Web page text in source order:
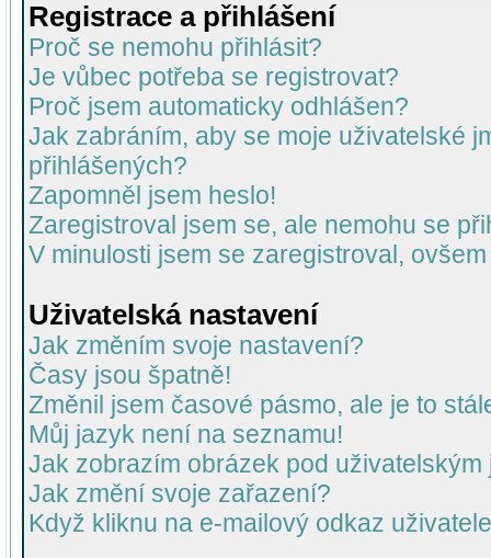
Registrace a přihlášení
Proč se nemohu přihlásit?
Je vůbec potřeba se registrovat?
Proč jsem automaticky odhlášen?
Jak zabráním, aby se moje uživatelské
přihlášených?
Zapomněl jsem heslo!
Zaregistroval jsem se, ale nemohu se
V minulosti jsem se zaregistroval,
Uživatelská nastavení
Jak změním svoje nastavení?
Časy jsou špatně!
Změnil jsem časové pásmo, ale je to
Můj jazyk není na seznamu!
Jak zobrazím obrázek pod uživatelským
Jak změní svoje zařazení?
Když kliknu na e-mailový odkaz